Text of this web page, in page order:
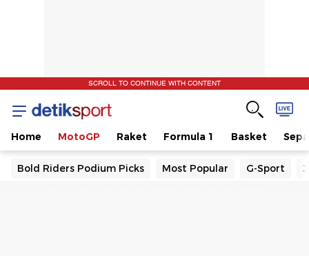
SCROLL TO CONTINUE WITH CONTENT
Home MotoGP Raket Formula 1 Basket
Bold Riders Podium Picks Most Popular G-Sport